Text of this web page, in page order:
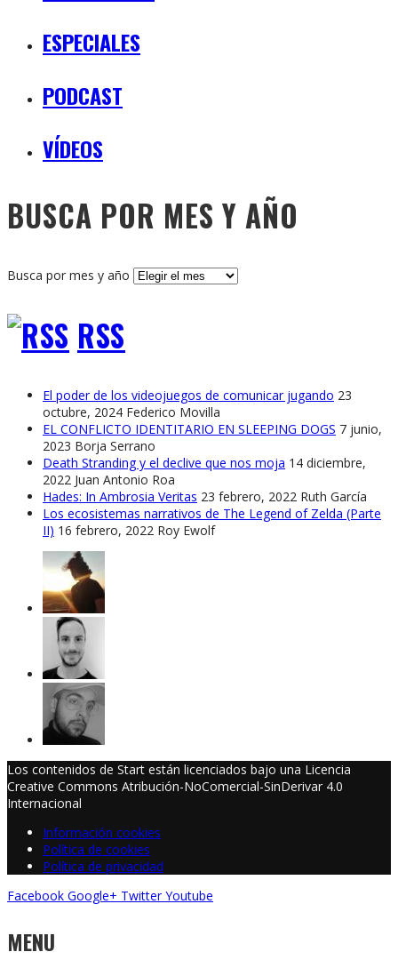
ESPECIALES
PODCAST
VÍDEOS
BUSCA POR MES Y AÑO
Busca por mes y año
RSS
El poder de los videojuegos de comunicar jugando 23
octubre, 2024 Federico Movilla
EL CONFLICTO IDENTITARIO EN SLEEPING DOGS 7 junio,
2023 Borja Serrano
Death Stranding y el declive que nos moja 14 diciembre,
2022 Juan Antonio Roa
Hades: In Ambrosia Veritas 23 febrero, 2022 Ruth García
Los ecosistemas narrativos de The Legend of Zelda (Parte
II) 16 febrero, 2022 Roy Ewolf
Los contenidos de Start están licenciados bajo una Licencia
Creative Commons Atribución-NoComercial-SinDerivar 4.0
Internacional
Información cookies
Política de cookies
Política de privacidad
Facebook Google+ Twitter Youtube
MENU